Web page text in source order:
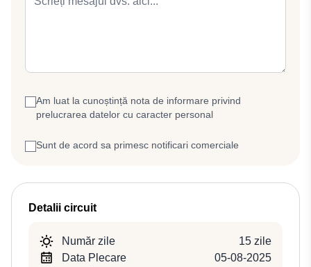
Am luat la cunoștință nota de informare privind
prelucrarea datelor cu caracter personal
Sunt de acord sa primesc notificari comerciale
Detalii circuit
Număr zile
15 zile
Data Plecare
05-08-2025